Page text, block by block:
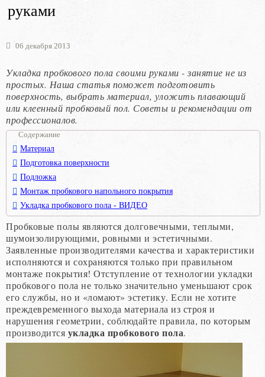
руками
06 декабря 2013
Укладка пробкового пола своими руками - занятие не из
простых. Наша статья поможет подготовить
поверхность, выбрать материал, уложить плавающий
или клеенный пробковый пол. Советы и рекомендации от
профессионалов.
Содержание
Материал
Подготовка поверхности
Подложка
Монтаж пробкового напольного покрытия
Укладка пробкового пола - ВИДЕО
Пробковые полы являются долговечными, теплыми,
шумоизолирующими, ровными и эстетичными.
Заявленные производителями качества и характеристики
исполняются и сохраняются только при правильном
монтаже покрытия! Отступление от технологии укладки
пробкового пола не только значительно уменьшают срок
его службы, но и «ломают» эстетику. Если не хотите
преждевременного выхода материала из строя и
нарушения геометрии, соблюдайте правила, по которым
производится укладка пробкового пола.